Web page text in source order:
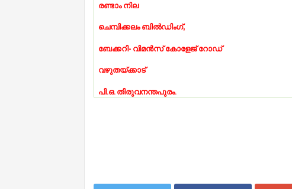
രണ്ടാം നില
ചെമ്പിക്കലം ബില്‍ഡിംഗ്,
ബേക്കറി- വിമൻസ് കോളേജ് റോഡ്
വഴുതയ്ക്കാട്
പി.ഒ. തിരുവനന്തപുരം.